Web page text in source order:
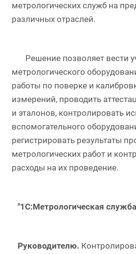
метрологических служб на
различных отраслей.
Решение позволяет вести
метрологического
работы по поверке и
измерений, проводить
и эталонов, контролировать
вспомогательного
регистрировать результаты
метрологических работ и
расходы на их проведение.
"1С:Метрологическая
Руководителю.